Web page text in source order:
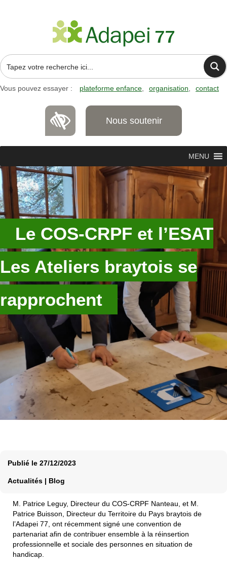
Vous pouvez essayer : plateforme enfance organisation contact
Nous soutenir
MENU
Le COS-CRPF et l’ESAT
Les Ateliers braytois se
rapprochent
Publié le 27/12/2023
Actualités | Blog
M. Patrice Leguy, Directeur du COS-CRPF Nanteau, et M.
Patrice Buisson, Directeur du Territoire du Pays braytois de
l’Adapei 77, ont récemment signé une convention de
partenariat afin de contribuer ensemble à la réinsertion
professionnelle et sociale des personnes en situation de
handicap.